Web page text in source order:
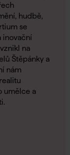
hudbě,
se
inovační
na
Štěpánky a
nám
umělce a